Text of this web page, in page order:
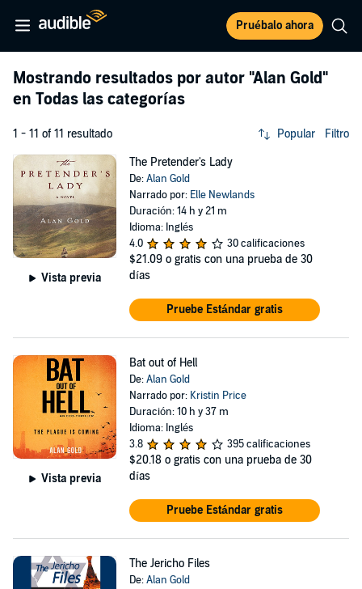
Pruébalo ahora
Mostrando resultados por autor "Alan Gold"
en Todas las categorías
1 - 11 of 11 resultado Popular Filtro
Vista previa
The Pretender's Lady
De:Alan Gold
Narrado por: Elle Newlands
Duración: 14 h y 21 m
Idioma: Inglés
4.0
30 calificaciones
$21.09 o gratis con una prueba de 30
días
Pruebe Estándar gratis
Vista previa
Bat out of Hell
De:Alan Gold
Narrado por: Kristin Price
Duración: 10 h y 37 m
Idioma: Inglés
3.8
395 calificaciones
$20.18 o gratis con una prueba de 30
días
Pruebe Estándar gratis
The Jericho Files
De:Alan Gold